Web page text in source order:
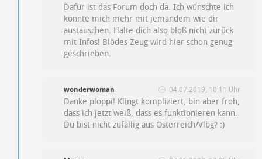
Dafür ist das Forum doch da. Ich wünschte ich
könnte mich mehr mit jemandem wie dir
austauschen. Halte dich also bloß nicht zurück
mit Infos! Blödes Zeug wird hier schon genug
geschrieben.
wonderwoman 04.07.2019, 10:11 Uhr
Danke ploppi! Klingt kompliziert, bin aber froh,
dass ich jetzt weiß, dass es funktionieren kann.
Du bist nicht zufällig aus Österreich/Vlbg? :)